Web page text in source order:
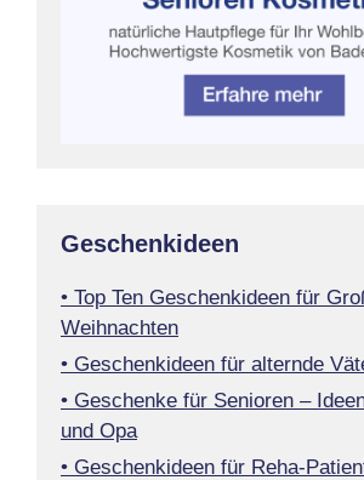
Geschenkideen
• Top Ten Geschenkideen für
Weihnachten
• Geschenkideen für alternde
• Geschenke für Senioren –
und Opa
• Geschenkideen für Reha-